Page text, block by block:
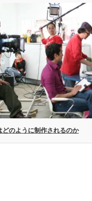
どのように制作されるのか